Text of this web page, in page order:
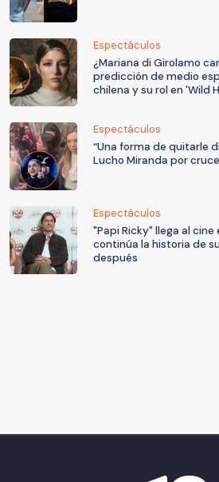
Espectáculos
¿Mariana di Girolamo
predicción de medio
chilena y su rol en 'Wild
Espectáculos
“Una forma de quitarle
Lucho Miranda por
Espectáculos
"Papi Ricky" llega al
continúa la historia de
después